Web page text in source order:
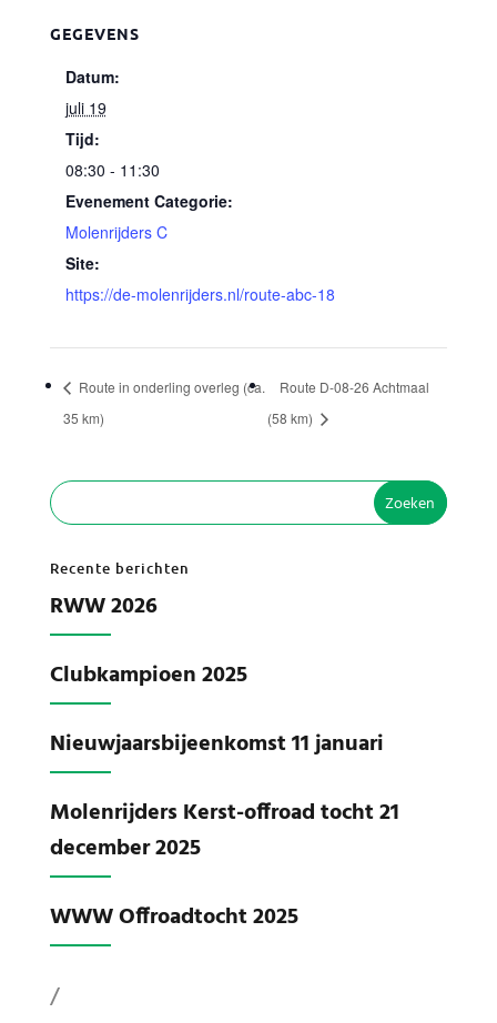
GEGEVENS
Datum:
juli 19
Tijd:
08:30 - 11:30
Evenement Categorie:
Molenrijders C
Site:
https://de-molenrijders.nl/route-abc-18
Route in onderling overleg (ca.
35 km)
Route D-08-26 Achtmaal
(58 km)
Recente berichten
RWW 2026
Clubkampioen 2025
Nieuwjaarsbijeenkomst 11 januari
Molenrijders Kerst-offroad tocht 21
december 2025
WWW Offroadtocht 2025
/